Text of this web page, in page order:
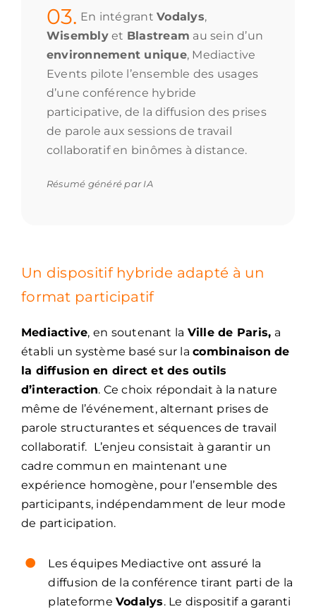
03. En intégrantVodalys,
Wisemblyet Blastream au sein d’un
environnement unique, Mediactive
Events pilote l’ensemble des usages
d’une conférence hybride
participative, de la diffusion des prises
de parole aux sessions de travail
collaboratif en binômes à distance.
Résumé généré par IA
Un dispositif hybride adapté à un
format participatif
Mediactive, en soutenant la Ville de Paris, a
établi un système basé sur lacombinaison de
la diffusion en direct et des outils
d’interaction. Ce choix répondait à la nature
même de l’événement, alternant prises de
parole structurantes et séquences de travail
collaboratif. L’enjeu consistait à garantir un
cadre commun en maintenant une
expérience homogène, pour l’ensemble des
participants, indépendamment de leur mode
de participation.
Les équipes Mediactive ont assuré la
diffusion de la conférence tirant parti de la
plateforme Vodalys. Le dispositif a garanti